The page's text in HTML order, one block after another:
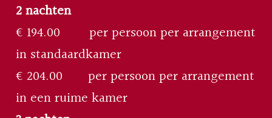
2 nachten
€ 194.00 per persoon per arrangement
in standaardkamer
€ 204.00 per persoon per arrangement
in een ruime kamer